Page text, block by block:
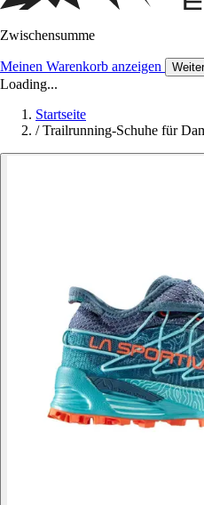
Zwischensumme
Meinen Warenkorb anzeigen
Loading...
Startseite
/ Trailrunning-Schuhe für